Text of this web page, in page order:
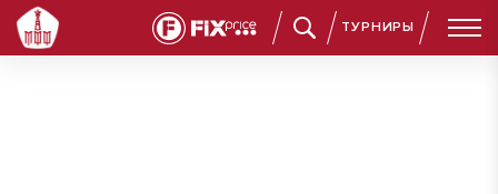
ТУРНИРЫ